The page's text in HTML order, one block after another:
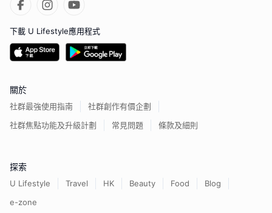
下載 U Lifestyle應用程式
關於
社群最強使用指南
社群創作有價企劃
社群焦點功能及升級計劃
常見問題 條款及細則
探索
U Lifestyle Travel HK Beauty Food
Blog
e-zone